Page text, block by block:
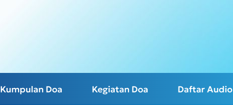
Kumpulan Doa Kegiatan Doa Daftar Audio